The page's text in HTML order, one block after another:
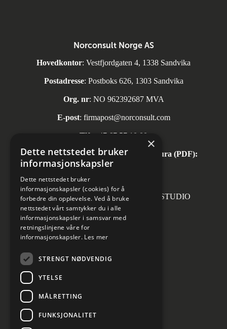
Norconsult Norge AS
Hovedkontor: Vestfjordgaten 4, 1338 Sandvika
Postadresse: Postboks 626, 1303 Sandvika
Org. nr: NO 962392687 MVA
E-post: firmapost@norconsult.com
Tlf: +47 67 57 10 00
Automatisk mottak av inngående faktura (PDF):
invoice.no@norconsult.com
Forsidefoto: RASMUS HJORTSHOJ STUDIO
Cookies innstillinger
×
Dette nettstedet bruker
informasjonskapsler
Dette nettstedet bruker
informasjonskapsler (cookies) for å
forbedre din opplevelse. Ved å bruke
nettstedet vårt samtykker du i alle
informasjonskapsler i samsvar med
retningslinjene våre for
informasjonskapsler. Les mer
STRENGT NØDVENDIG
YTELSE
MÅLRETTING
FUNKSJONALITET